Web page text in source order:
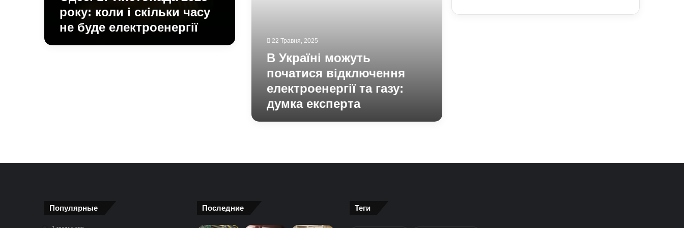
електроенергії
року: коли і скільки часу
не буде електроенергії
22 Травня, 2025
В Україні можуть
початися відключення
електроенергії та газу:
думка експерта
Популярные Последние Теги